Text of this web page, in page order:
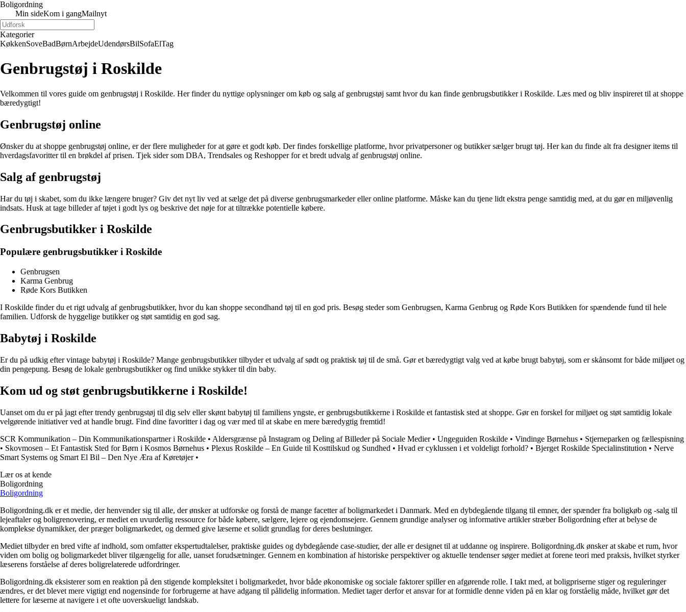
Boligordning
Min sideKom i gangMailnyt
Kategorier
KøkkenSoveBadBørnArbejdeUdendørsBilSofaElTag
Genbrugstøj i Roskilde
Velkommen til vores guide om genbrugstøj i Roskilde. Her finder du nyttige oplysninger om køb og salg af genbrugstøj samt hvor du kan finde genbrugsbutikker i Roskilde. Læs med og bliv inspireret til at shoppe
bæredygtigt!
Genbrugstøj online
Ønsker du at shoppe genbrugstøj online, er der flere muligheder for at gøre et godt køb. Der findes forskellige platforme, hvor privatpersoner og butikker sælger brugt tøj. Her kan du finde alt fra designer items til
hverdagsfavoritter til en brøkdel af prisen. Tjek sider som DBA, Trendsales og Reshopper for et bredt udvalg af genbrugstøj online.
Salg af genbrugstøj
Har du tøj i skabet, som du ikke længere bruger? Giv det nyt liv ved at sælge det på diverse genbrugsmarkeder eller online platforme. Måske kan du tjene lidt ekstra penge samtidig med, at du gør en miljøvenlig
indsats. Husk at tage billeder af tøjet i godt lys og beskrive det nøje for at tiltrække potentielle købere.
Genbrugsbutikker i Roskilde
Populære genbrugsbutikker i Roskilde
Genbrugsen
Karma Genbrug
Røde Kors Butikken
I Roskilde finder du et rigt udvalg af genbrugsbutikker, hvor du kan shoppe secondhand tøj til en god pris. Besøg steder som Genbrugsen, Karma Genbrug og Røde Kors Butikken for spændende fund til hele
familien. Udforsk de hyggelige butikker og støt samtidig en god sag.
Babytøj i Roskilde
Er du på udkig efter vintage babytøj i Roskilde? Mange genbrugsbutikker tilbyder et udvalg af sødt og praktisk tøj til de små. Gør et bæredygtigt valg ved at købe brugt babytøj, som er skånsomt for både miljøet og
din pengepung. Besøg de lokale genbrugsbutikker og find unikke stykker til din baby.
Kom ud og støt genbrugsbutikkerne i Roskilde!
Uanset om du er på jagt efter trendy genbrugstøj til dig selv eller skønt babytøj til familiens yngste, er genbrugsbutikkerne i Roskilde et fantastisk sted at shoppe. Gør en forskel for miljøet og støt samtidig lokale
velgørende initiativer ved at handle brugt. Find dine favoritter i dag og vær med til at skabe en mere bæredygtig fremtid!
SCR Kommunikation – Din Kommunikationspartner i Roskilde • Aldersgrænse på Instagram og Deling af Billeder på Sociale Medier• Ungeguiden Roskilde • Vindinge Børnehus • Stjerneparken og fællespisning
• Skovmosen – Et Fantastisk Sted for Børn i Kosmos Børnehus • Plexus Roskilde – En Guide til Kosttilskud og Sundhed • Hvad er cyklussen i et voldeligt forhold? • Bjerget Roskilde Specialinstitution • Nerve
Smart Systems og Smart El Bil – Den Nye Æra af Køretøjer•
Lær os at kende
Boligordning
Boligordning
Boligordning.dk er et medie, der henvender sig til alle, der ønsker at udforske og forstå de mange facetter af boligmarkedet i Danmark. Med en dybdegående tilgang til emner, der spænder fra boligkøb og -salg til
lejeaftaler og boligrenovering, er mediet en uvurderlig ressource for både købere, sælgere, lejere og ejendomsejere. Gennem grundige analyser og informative artikler stræber Boligordning efter at belyse de
komplekse dynamikker, der præger boligmarkedet, og dermed give læserne et solidt grundlag for deres beslutninger.
Mediet tilbyder en bred vifte af indhold, som omfatter ekspertudtalelser, praktiske guides og dybdegående case-studier, der alle er designet til at uddanne og inspirere. Boligordning.dk ønsker at skabe et rum, hvor
viden om bolig og boligmarkedet bliver tilgængelig for alle, uanset forudsætninger. Gennem en kombination af historiske perspektiver og aktuelle tendenser søger mediet at forene teori med praksis, hvilket styrker
læserens forståelse af deres boligrelaterede udfordringer.
Boligordning.dk eksisterer som en reaktion på den stigende kompleksitet i boligmarkedet, hvor både økonomiske og sociale faktorer spiller en afgørende rolle. I takt med, at boligpriserne stiger og reguleringer
ændres, er det blevet mere vigtigt end nogensinde for forbrugerne at have adgang til pålidelig information. Mediet tager derfor et ansvar for at formidle denne viden på en klar og forståelig måde, hvilket gør det
lettere for læserne at navigere i et ofte uoverskueligt landskab.